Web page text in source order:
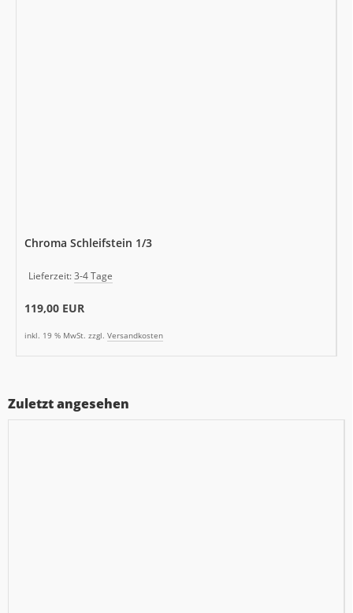
Chroma Schleifstein 1/3
Lieferzeit:3-4 Tage
119,00 EUR
inkl. 19 % MwSt. zzgl. Versandkosten
Zuletzt angesehen